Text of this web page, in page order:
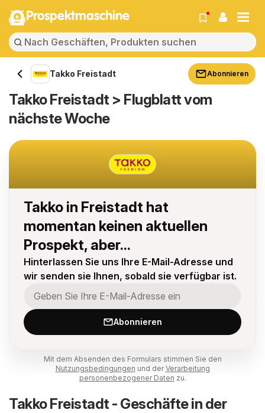
Prospektmaschine
Takko Freistadt Abonnieren
Takko Freistadt > Flugblatt vom
nächste Woche
Takko in Freistadt hat
momentan keinen aktuellen
Prospekt, aber...
Hinterlassen Sie uns Ihre E-Mail-Adresse und
wir senden sie Ihnen, sobald sie verfügbar ist.
Abonnieren
Mit dem Absenden des Formulars stimmen Sie den
Nutzungsbedingungen und derVerarbeitung
personenbezogener Daten zu.
Takko Freistadt - Geschäfte in der